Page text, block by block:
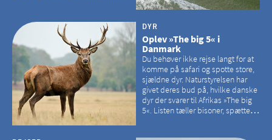
DYR
Oplev »The big 5« i
Danmark
Du behøver ikke rejse langt for at
komme på safari og spotte store,
sjældne dyr. Naturstyrelsen har
givet deres bud på, hvilke danske
dyr der svarer til Afrikas »The big
5«. Listen tæller bisoner, spættede